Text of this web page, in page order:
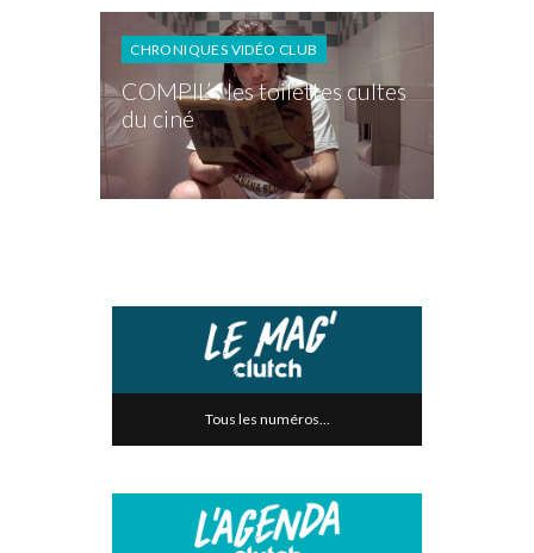
CHRONIQUES VIDÉO CLUB
COMPIL’ : les toilettes cultes
du ciné
Tous les numéros...